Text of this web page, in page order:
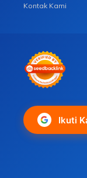
Kontak Kami
Ikuti